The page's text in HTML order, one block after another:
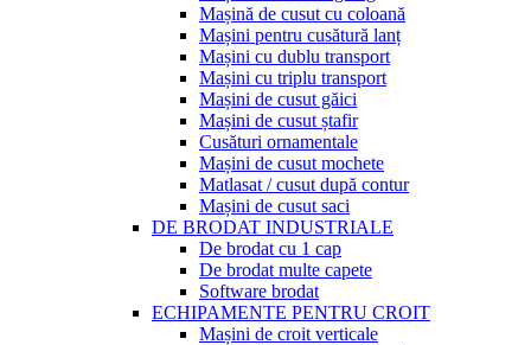
Mașină de cusut cu coloană
Mașini pentru cusătură lanț
Mașini cu dublu transport
Mașini cu triplu transport
Mașini de cusut găici
Mașini de cusut ștafir
Cusături ornamentale
Mașini de cusut mochete
Matlasat / cusut după contur
Mașini de cusut saci
DE BRODAT INDUSTRIALE
De brodat cu 1 cap
De brodat multe capete
Software brodat
ECHIPAMENTE PENTRU CROIT
Mașini de croit verticale